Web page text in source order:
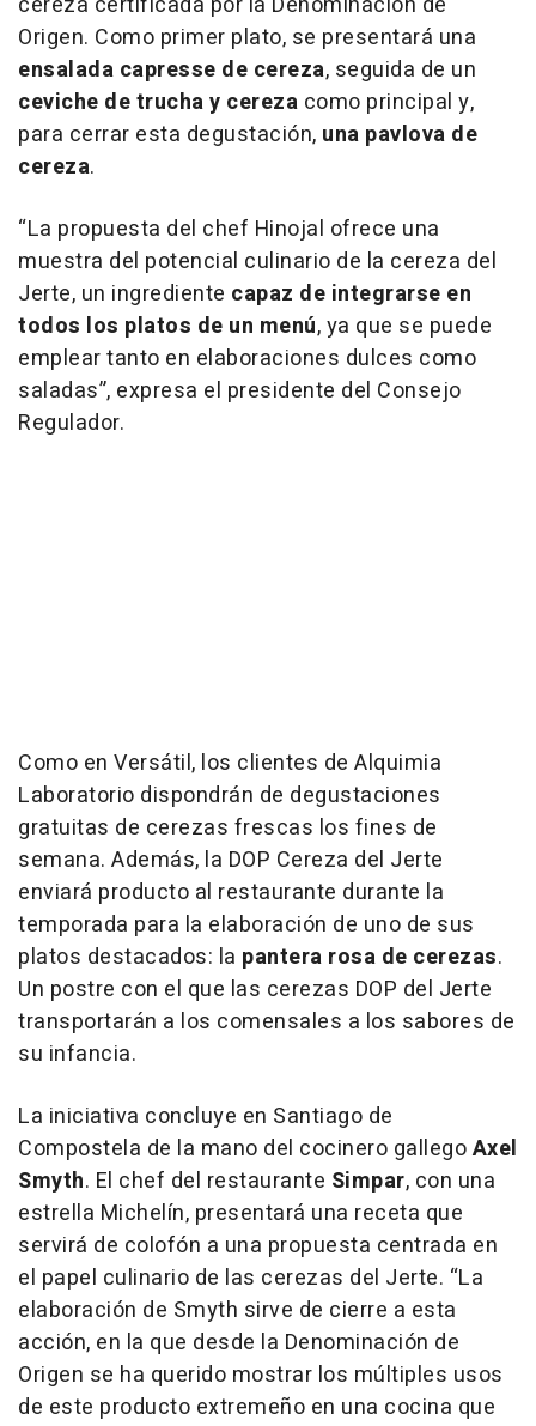
Origen. Como primer plato, se presentará una
ensalada capresse de cereza, seguida de un
ceviche de trucha y cereza como principal y,
para cerrar esta degustación, una pavlova de
cereza.
“La propuesta del chef Hinojal ofrece una
muestra del potencial culinario de la cereza del
Jerte, un ingrediente capaz de integrarse en
todos los platos de un menú, ya que se puede
emplear tanto en elaboraciones dulces como
saladas”, expresa el presidente del Consejo
Regulador.
Como en Versátil, los clientes de Alquimia
Laboratorio dispondrán de degustaciones
gratuitas de cerezas frescas los fines de
semana. Además, la DOP Cereza del Jerte
enviará producto al restaurante durante la
temporada para la elaboración de uno de sus
platos destacados: la pantera rosa de cerezas.
Un postre con el que las cerezas DOP del Jerte
transportarán a los comensales a los sabores de
su infancia.
La iniciativa concluye en Santiago de
Compostela de la mano del cocinero gallegoAxel
Smyth. El chef del restaurante Simpar, con una
estrella Michelín, presentará una receta que
servirá de colofón a una propuesta centrada en
el papel culinario de las cerezas del Jerte. “La
elaboración de Smyth sirve de cierre a esta
acción, en la que desde la Denominación de
Origen se ha querido mostrar los múltiples usos
de este producto extremeño en una cocina que